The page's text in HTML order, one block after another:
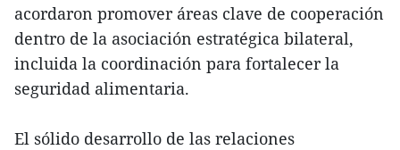
acordaron promover áreas clave de cooperación
dentro de la asociación estratégica bilateral,
incluida la coordinación para fortalecer la
seguridad alimentaria.
El sólido desarrollo de las relaciones